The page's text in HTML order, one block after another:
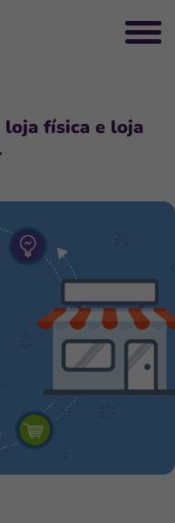
loja física e loja